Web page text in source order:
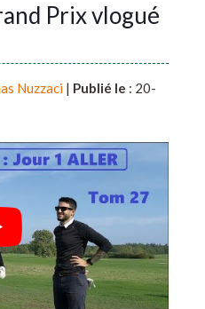
Prix vlogué
Nuzzaci | Publié le : 20-